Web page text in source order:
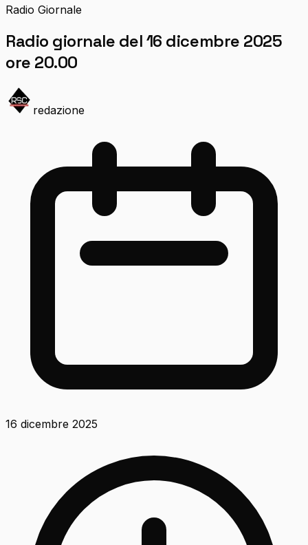
Radio Giornale
Radio giornale del 16 dicembre 2025
ore 20.00
redazione
16 dicembre 2025